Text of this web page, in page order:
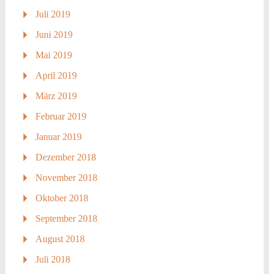
Juli 2019
Juni 2019
Mai 2019
April 2019
März 2019
Februar 2019
Januar 2019
Dezember 2018
November 2018
Oktober 2018
September 2018
August 2018
Juli 2018